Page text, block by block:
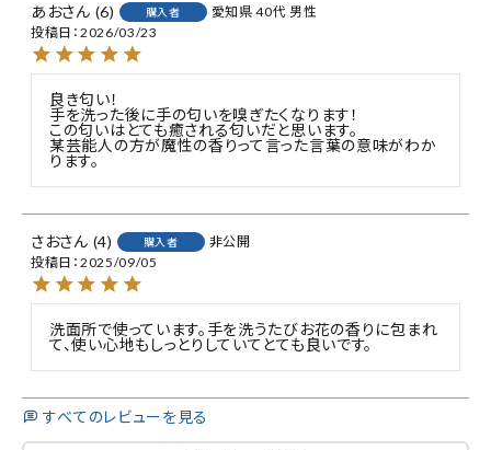
あお
6 購入者 愛知県 40代 男性
投稿日 2026/03/23
良き匂い！
手を洗った後に手の匂いを嗅ぎたくなります！
この匂いはとても癒される匂いだと思います。
某芸能人の方が魔性の香りって言った言葉の意味がわか
ります。
さお 4 購入者
非公開
投稿日 2025/09/05
洗面所で使っています。手を洗うたびお花の香りに包まれ
て、使い心地もしっとりしていてとても良いです。
すべてのレビューを見る